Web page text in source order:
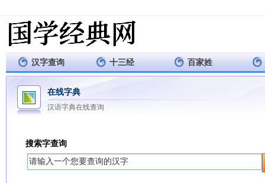
汉字查询 十三经 百家姓
在线字典
汉语字典在线查询
搜索字查询